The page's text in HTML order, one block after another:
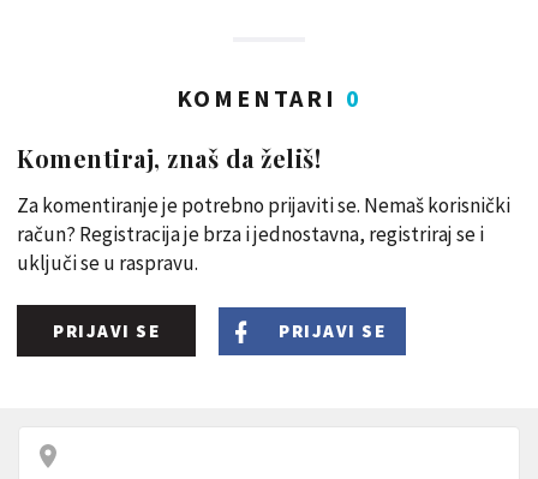
KOMENTARI 0
Komentiraj, znaš da želiš!
Za komentiranje je potrebno prijaviti se. Nemaš korisnički
račun? Registracija je brza i jednostavna, registriraj se i
uključi se u raspravu.
PRIJAVI SE PRIJAVI SE